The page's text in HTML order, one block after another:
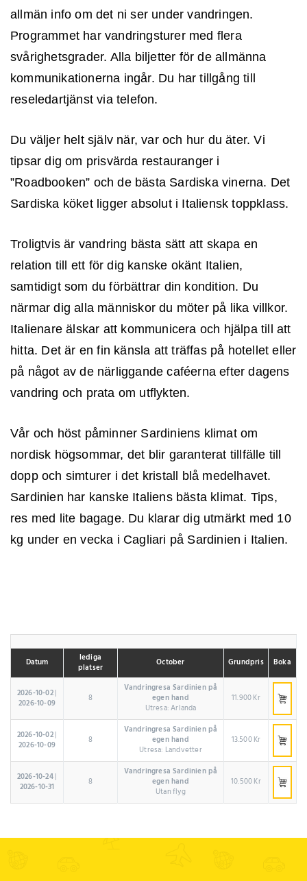
allmän info om det ni ser under vandringen.
Programmet har vandringsturer med flera
svårighetsgrader. Alla biljetter för de allmänna
kommunikationerna ingår. Du har tillgång till
reseledartjänst via telefon.
Du väljer helt själv när, var och hur du äter. Vi
tipsar dig om prisvärda restauranger i
”Roadbooken” och de bästa Sardiska vinerna. Det
Sardiska köket ligger absolut i Italiensk toppklass.
Troligtvis är vandring bästa sätt att skapa en
relation till ett för dig kanske okänt Italien,
samtidigt som du förbättrar din kondition. Du
närmar dig alla människor du möter på lika villkor.
Italienare älskar att kommunicera och hjälpa till att
hitta. Det är en fin känsla att träffas på hotellet eller
på något av de närliggande caféerna efter dagens
vandring och prata om utflykten.
Vår och höst påminner Sardiniens klimat om
nordisk högsommar, det blir garanterat tillfälle till
dopp och simturer i det kristall blå medelhavet.
Sardinien har kanske Italiens bästa klimat. Tips,
res med lite bagage. Du klarar dig utmärkt med 10
kg under en vecka i Cagliari på Sardinien i Italien.
Datum
lediga
platser
October Grundpris Boka
2026-10-02|
2026-10-09
8
Vandringresa Sardinien på
egen hand
Utresa: Arlanda
11.900 Kr
2026-10-02|
2026-10-09
8
Vandringresa Sardinien på
egen hand
Utresa: Landvetter
13.500 Kr
2026-10-24|
2026-10-31
8
Vandringresa Sardinien på
egen hand
Utan flyg
10.500 Kr
GÅ VIDARE